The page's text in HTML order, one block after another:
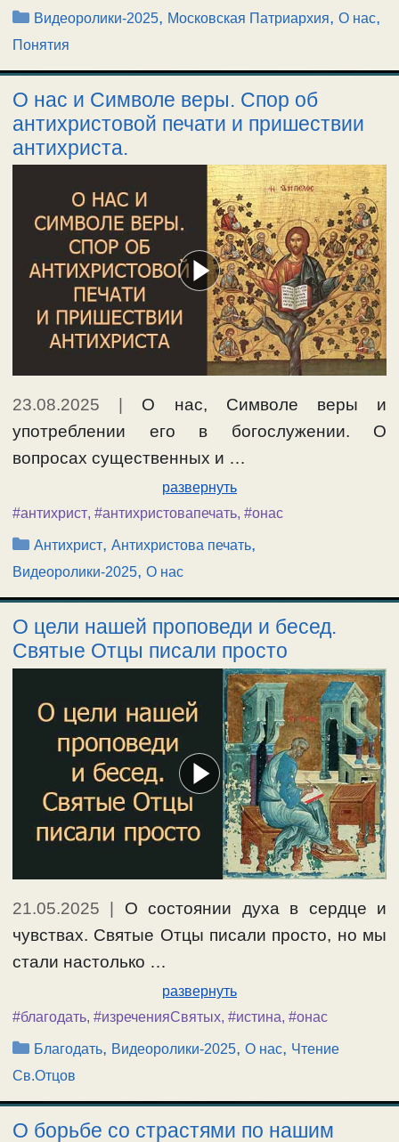
Рубрики
Видеоролики-2025, Московская Патриархия,О нас,
Понятия
О нас и Символе веры. Спор об
антихристовой печати и пришествии
антихриста.
23.08.2025
О нас, Символе веры и
употреблении его в богослужении. О
вопросах существенных и …
развернуть
#антихрист, #антихристовапечать, #онас
Рубрики
Антихрист,Антихристова печать,
Видеоролики-2025, О нас
О цели нашей проповеди и бесед.
Святые Отцы писали просто
21.05.2025
О состоянии духа в сердце и
чувствах. Святые Отцы писали просто, но мы
стали настолько …
развернуть
#благодать, #изреченияСвятых, #истина, #онас
Рубрики
Благодать, Видеоролики-2025,О нас, Чтение
Св.Отцов
О борьбе со страстями по нашим